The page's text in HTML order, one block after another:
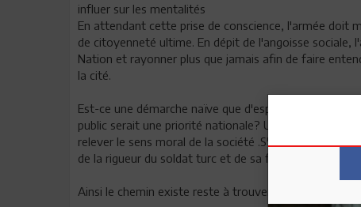
influer sur les mentalités
En attendant cette prise de conscience, l'armée doit
de citoyenneté ultime. En dépit de l'angoisse
Nation et rayonner plus que jamais afin de faire
la cité.
Est-ce une démarche naïve que d'espérer pouvoir
public serait une priorité nationale? Une instruction
relever le sens moral de la société .S'inspirer du
de la rigueur du soldat turc et de sa formation à
Ainsi le chemin existe reste à trouver la volonté